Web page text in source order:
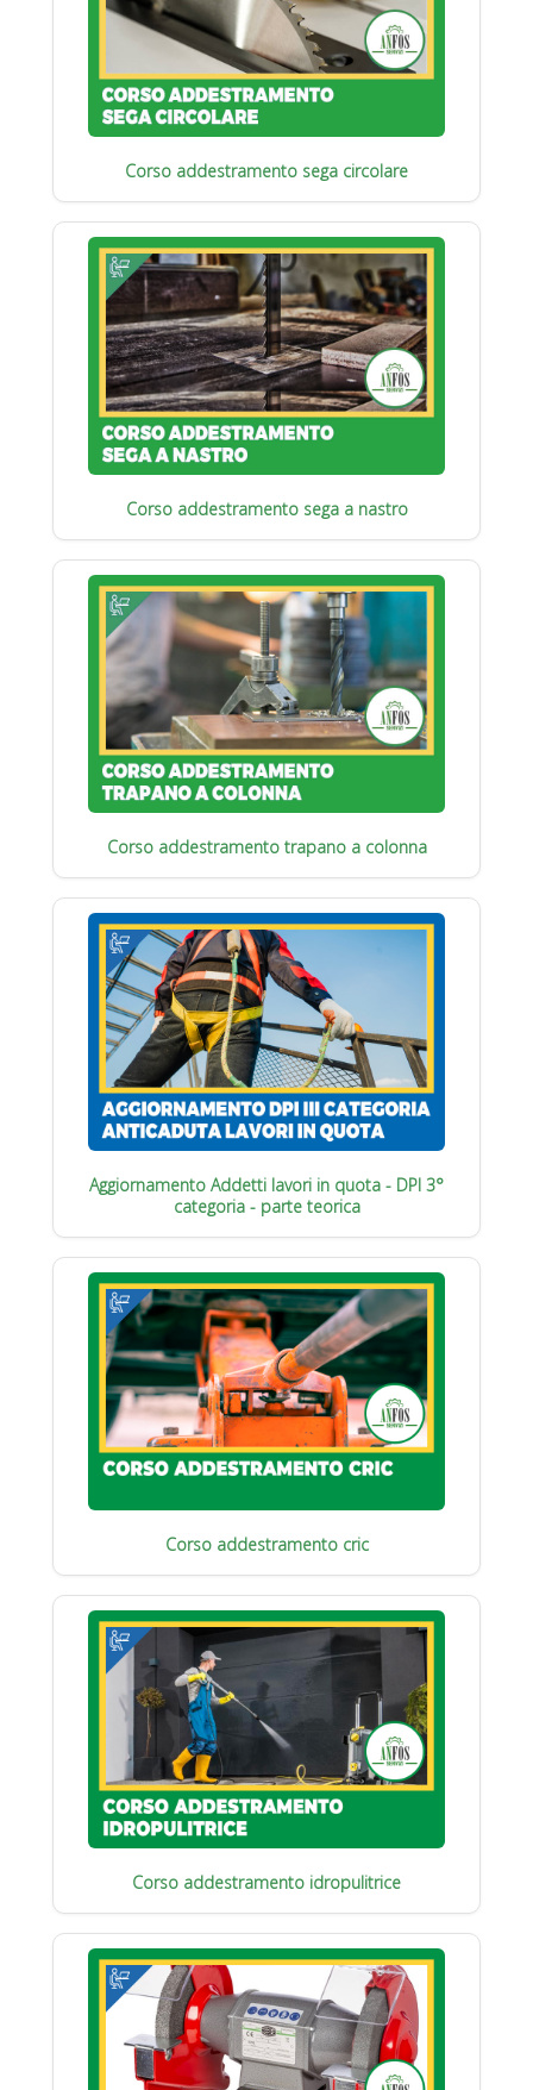
Corso addestramento sega circolare
Corso addestramento sega a nastro
Corso addestramento trapano a colonna
Aggiornamento Addetti lavori in quota - DPI 3°
categoria - parte teorica
Corso addestramento cric
Corso addestramento idropulitrice